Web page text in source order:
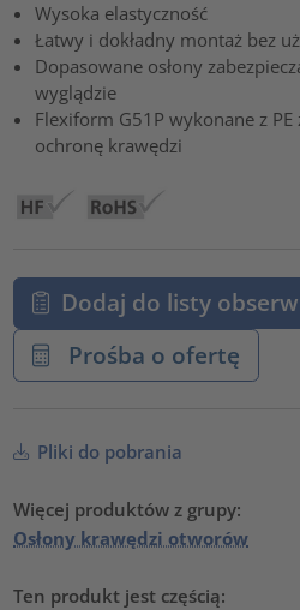
Wysoka elastyczność
Łatwy i dokładny montaż bez
Dopasowane osłony
wyglądzie
Flexiform G51P wykonane z
ochronę krawędzi
Dodaj do listy
Prośba o ofertę
Pliki do pobrania
Więcej produktów z grupy:
Osłony krawędzi otworów
Ten produkt jest częścią: